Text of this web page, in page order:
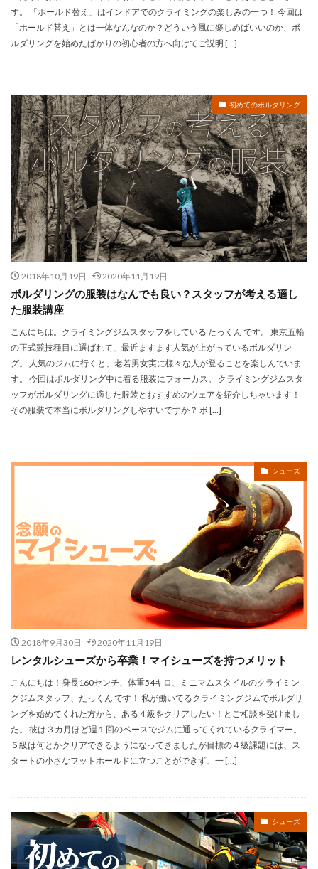
す。 「ホールド替え」はインドアでのクライミングの楽しみの一つ！ 今回は
「ホールド替え」とは一体なんなのか？どういう風に楽しめばいいのか、ボ
ルダリングを始めたばかりの初心者の方へ向けてご説明 […]
初めてのボルダリング
2018年10月19日 2020年11月19日
ボルダリングの服装はなんでも良い？スタッフが考える適し
た服装講座
こんにちは。クライミングジムスタッフをしている たっくん です。 東京五輪
の正式競技種目に選ばれて、最近ますます人気が上がっているボルダリン
グ。 人気のジムに行くと、老若男女実に様々な人が登ることを楽しんでいま
す。 今回はボルダリング中に着る服装にフォーカス。 クライミングジムスタ
ッフがボルダリングに適した服装とおすすめのウェアを紹介しちゃいます！
その服装で本当にボルダリングしやすいですか？ ボ […]
シューズ
2018年9月30日 2020年11月19日
レンタルシューズから卒業！マイシューズを持つメリット
こんにちは！身長160センチ、体重54キロ、ミニマムスタイルのクライミン
グジムスタッフ、たっくん です！ 私が働いてるクライミングジムでボルダリ
ングを始めてくれた方から、ある４級をクリアしたい！とご相談を受けまし
た。 彼は３カ月ほど週１回のペースでジムに通ってくれているクライマー。
５級は何とかクリアできるようになってきましたが目標の４級課題には、ス
タートの小さなフットホールドに立つことができず、一 […]
シューズ